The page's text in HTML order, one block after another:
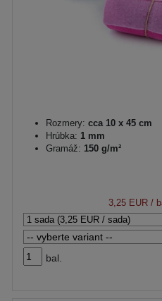
Rozmery: cca 10 x 45 cm
Hrúbka: 1 mm
Gramáž: 150 g/m²
3,25 EUR /
bal.